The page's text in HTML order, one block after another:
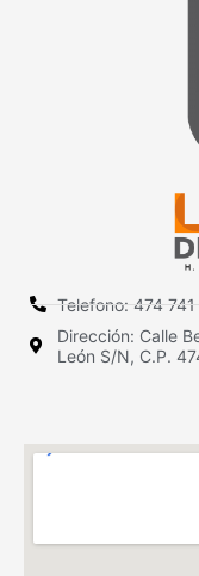
Telefono: 474
Dirección: Calle
León S/N, C.P.